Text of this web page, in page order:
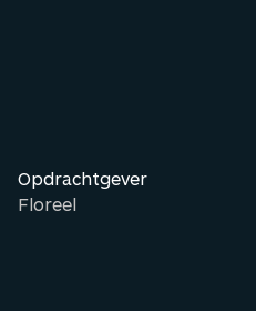
Opdrachtgever
Floreel